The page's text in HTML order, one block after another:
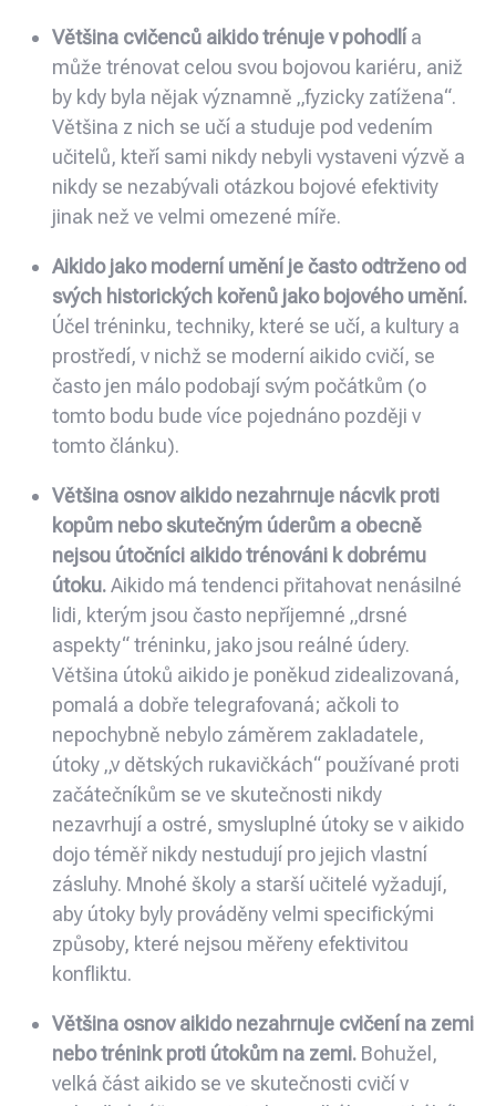
Většina cvičenců aikido trénuje v pohodlía
může trénovat celou svou bojovou kariéru, aniž
by kdy byla nějak významně „fyzicky zatížena“.
Většina z nich se učí a studuje pod vedením
učitelů, kteří sami nikdy nebyli vystaveni výzvě a
nikdy se nezabývali otázkou bojové efektivity
jinak než ve velmi omezené míře.
Aikido jako moderní umění je často odtrženo od
svých historických kořenů jako bojového umění.
Účel tréninku, techniky, které se učí, a kultury a
prostředí, v nichž se moderní aikido cvičí, se
často jen málo podobají svým počátkům (o
tomto bodu bude více pojednáno později v
tomto článku).
Většina osnov aikido nezahrnuje nácvik proti
kopům nebo skutečným úderům a obecně
nejsou útočníci aikido trénováni k dobrému
útoku.Aikido má tendenci přitahovat nenásilné
lidi, kterým jsou často nepříjemné „drsné
aspekty“ tréninku, jako jsou reálné údery.
Většina útoků aikido je poněkud zidealizovaná,
pomalá a dobře telegrafovaná; ačkoli to
nepochybně nebylo záměrem zakladatele,
útoky „v dětských rukavičkách“ používané proti
začátečníkům se ve skutečnosti nikdy
nezavrhují a ostré, smysluplné útoky se v aikido
dojo téměř nikdy nestudují pro jejich vlastní
zásluhy. Mnohé školy a starší učitelé vyžadují,
aby útoky byly prováděny velmi specifickými
způsoby, které nejsou měřeny efektivitou
konfliktu.
Většina osnov aikido nezahrnuje cvičení na zemi
nebo trénink proti útokům na zemi. Bohužel,
velká část aikido se ve skutečnosti cvičí v